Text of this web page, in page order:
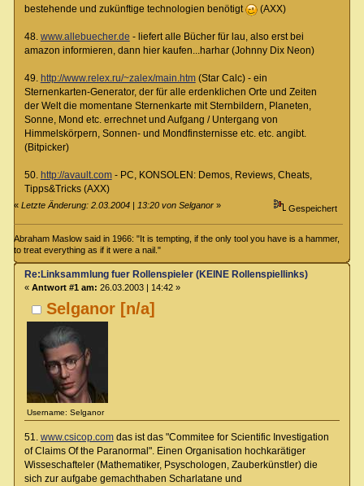
bestehende und zukünftige technologien benötigt
(AXX)
48. www.allebuecher.de - liefert alle Bücher für lau, also erst bei
amazon informieren, dann hier kaufen...harhar (Johnny Dix Neon)
49. http://www.relex.ru/~zalex/main.htm(Star Calc) - ein
Sternenkarten-Generator, der für alle erdenklichen Orte und Zeiten
der Welt die momentane Sternenkarte mit Sternbildern, Planeten,
Sonne, Mond etc. errechnet und Aufgang / Untergang von
Himmelskörpern, Sonnen- und Mondfinsternisse etc. etc. angibt.
(Bitpicker)
50. http://avault.com- PC, KONSOLEN: Demos, Reviews, Cheats,
Tipps&Tricks (AXX)
«Letzte Änderung: 2.03.2004 | 13:20 von Selganor » Gespeichert
Abraham Maslow said in 1966: "It is tempting, if the only tool you have is a hammer,
to treat everything as if it were a nail."
Selganor [n/a]
Username: Selganor
Re:Linksammlung fuer Rollenspieler (KEINE Rollenspiellinks)
« Antwort #1 am: 26.03.2003 | 14:42 »
51. www.csicop.comdas ist das "Commitee for Scientific Investigation
of Claims Of the Paranormal". Einen Organisation hochkarätiger
Wisseschafteler (Mathematiker, Psyschologen, Zauberkünstler) die
sich zur aufgabe gemachthaben Scharlatane und